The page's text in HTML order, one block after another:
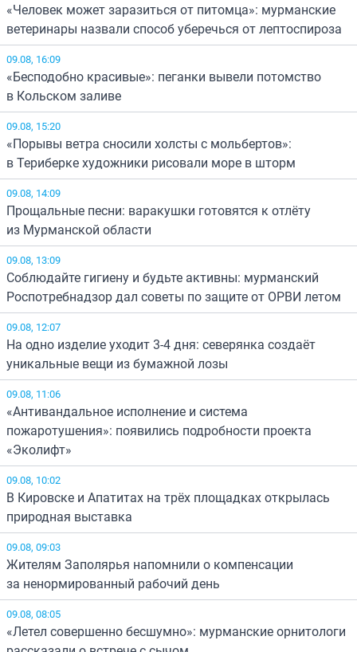
«Человек может заразиться от питомца»: мурманские
ветеринары назвали способ уберечься от лептоспироза
09.08, 16:09
«Бесподобно красивые»: пеганки вывели потомство
в Кольском заливе
09.08, 15:20
«Порывы ветра сносили холсты с мольбертов»:
в Териберке художники рисовали море в шторм
09.08, 14:09
Прощальные песни: варакушки готовятся к отлёту
из Мурманской области
09.08, 13:09
Соблюдайте гигиену и будьте активны: мурманский
Роспотребнадзор дал советы по защите от ОРВИ летом
09.08, 12:07
На одно изделие уходит 3-4 дня: северянка создаёт
уникальные вещи из бумажной лозы
09.08, 11:06
«Антивандальное исполнение и система
пожаротушения»: появились подробности проекта
«Эколифт»
09.08, 10:02
В Кировске и Апатитах на трёх площадках открылась
природная выставка
09.08, 09:03
Жителям Заполярья напомнили о компенсации
за ненормированный рабочий день
09.08, 08:05
«Летел совершенно бесшумно»: мурманские орнитологи